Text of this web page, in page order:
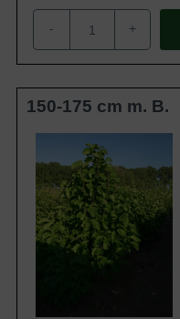
- +
150-175 cm m. B.